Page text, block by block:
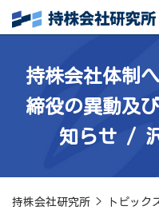
持株会社体制
締役の異動及
知らせ /
持株会社研究所 > トピック